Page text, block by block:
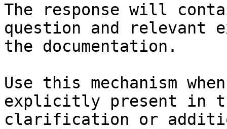
The response will
question and relevant
the documentation.
Use this mechanism
explicitly present in
clarification or